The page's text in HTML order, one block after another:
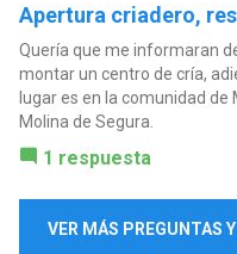
Apertura criadero,
Quería que me informaran
montar un centro de cría,
lugar es en la comunidad
Molina de Segura.
1 respuesta
VER MÁS PREGUNTAS